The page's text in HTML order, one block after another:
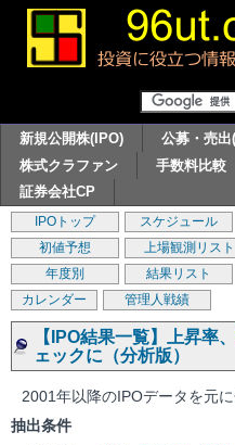
新規公開株(IPO) 公募・売出
株式クラファン
手数料比較
証券会社CP
IPOトップ スケジュール
初値予想
上場観測リスト
年度別
結果リスト
カレンダー
管理人戦績
【IPO結果一覧】上昇率
ェックに（分析版）
2001年以降のIPOデータを元に
抽出条件